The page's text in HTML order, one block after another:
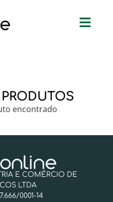
encontrado
E COMÉRCIO DE
LTDA
0001-14